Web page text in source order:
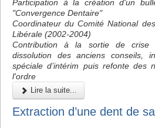
Participation à la création d'un
"Convergence Dentaire"
Coordinateur du Comité National
Libérale (2002-2004)
Contribution à la sortie de crise
dissolution des anciens conseils,
spéciale d’intérim puis refonte des
l'ordre
Lire la suite...
Extraction d’une dent de